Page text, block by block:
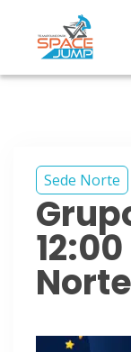
Sede Norte
Norte